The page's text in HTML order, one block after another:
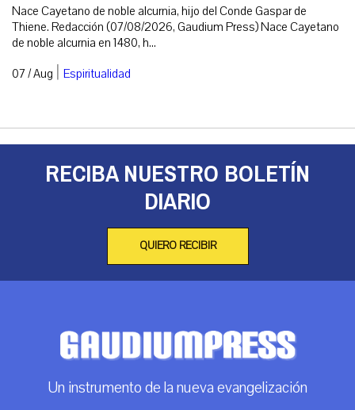
Nace Cayetano de noble alcurnia, hijo del Conde Gaspar de
Thiene. Redacción (07/08/2026, Gaudium Press) Nace Cayetano
de noble alcurnia en 1480, h...
07 / Aug | Espiritualidad
RECIBA NUESTRO BOLETÍN
DIARIO
QUIERO RECIBIR
Un instrumento de la nueva evangelización